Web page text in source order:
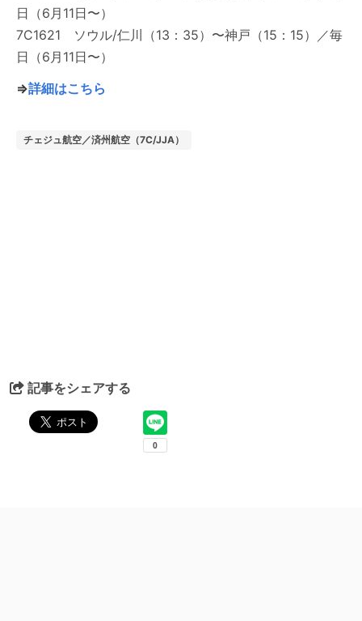
日（6月11日〜）
7C1621 ソウル/仁川（13：35）〜神戸（15：15）／毎
日（6月11日〜）
⇒詳細はこちら
チェジュ航空／済州航空（7C/JJA）
記事をシェアする